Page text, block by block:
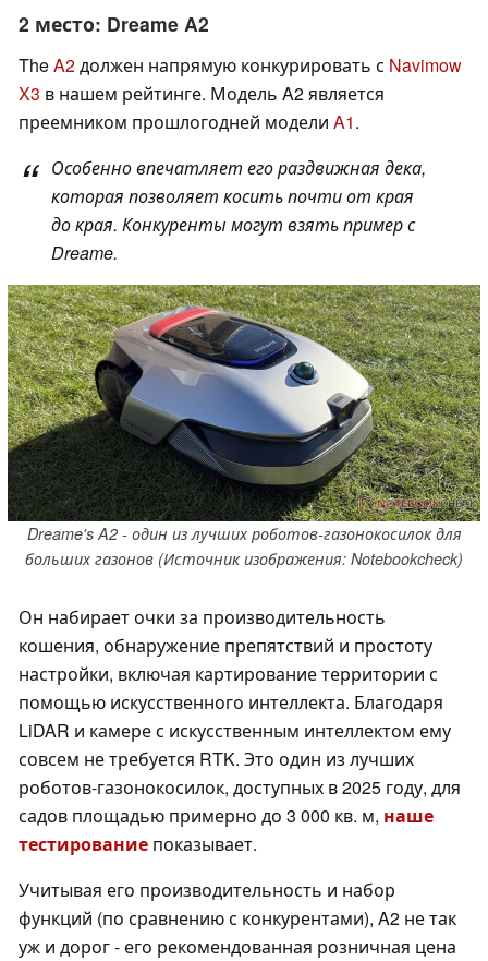
2 место: Dreame A2
TheA2должен напрямую конкурировать с Navimow
X3 в нашем рейтинге. Модель A2 является
преемником прошлогодней модели A1.
Особенно впечатляет его раздвижная дека,
которая позволяет косить почти от края
до края. Конкуренты могут взять пример с
Dreame.
Dreame's A2 - один из лучших роботов-газонокосилок для
больших газонов (Источник изображения: Notebookcheck)
Он набирает очки за производительность
кошения, обнаружение препятствий и простоту
настройки, включая картирование территории с
помощью искусственного интеллекта. Благодаря
LiDAR и камере с искусственным интеллектом ему
совсем не требуется RTK. Это один из лучших
роботов-газонокосилок, доступных в 2025 году, для
садов площадью примерно до 3 000 кв. м, наше
тестирование показывает.
Учитывая его производительность и набор
функций (по сравнению с конкурентами), A2 не так
уж и дорог - его рекомендованная розничная цена